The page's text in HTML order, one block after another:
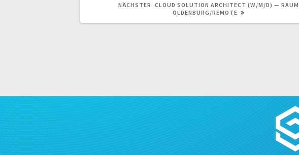
NÄCHSTER: NÄCHSTER
BEITRAG:
CLOUD SOLUTION ARCHITECT (W/M/D) — RAUM
OLDENBURG/REMOTE